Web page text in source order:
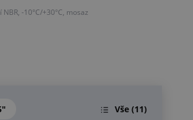
-10°C/+30°C, mosaz
Vše (11)